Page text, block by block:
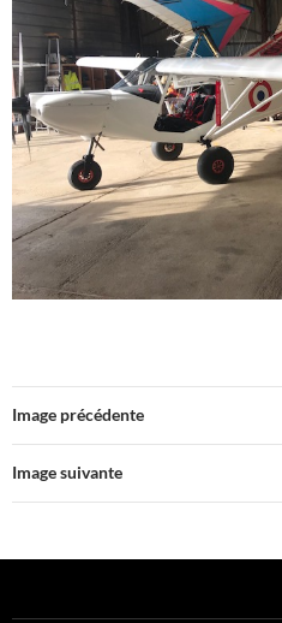
Image précédente
Image suivante